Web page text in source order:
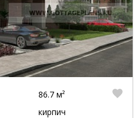
86.7 м²
кирпич